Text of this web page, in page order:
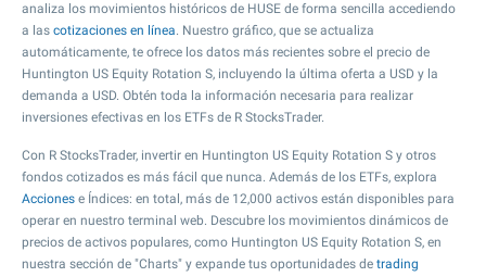
analiza los movimientos históricos de HUSE de forma sencilla accediendo
a las cotizaciones en línea. Nuestro gráfico, que se actualiza
automáticamente, te ofrece los datos más recientes sobre el precio de
Huntington US Equity Rotation S, incluyendo la última oferta a USD y la
demanda a USD. Obtén toda la información necesaria para realizar
inversiones efectivas en los ETFs de R StocksTrader.
Con R StocksTrader, invertir en Huntington US Equity Rotation S y otros
fondos cotizados es más fácil que nunca. Además de los ETFs, explora
Acciones e Índices: en total, más de 12,000 activos están disponibles para
operar en nuestro terminal web. Descubre los movimientos dinámicos de
precios de activos populares, como Huntington US Equity Rotation S, en
nuestra sección de "Charts" y expande tus oportunidades de trading